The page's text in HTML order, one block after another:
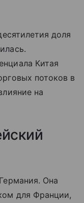
доля
Китая
потоков в
на
Она
для Франции,